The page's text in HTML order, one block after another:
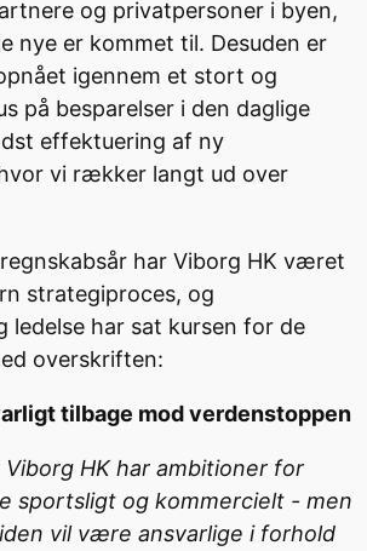
og privatpersoner i byen,
nye er kommet til. Desuden er
igennem et stort og
på besparelser i den daglige
effektuering af ny
vi rækker langt ud over
har Viborg HK været
strategiproces, og
ledelse har sat kursen for de
overskriften:
tilbage mod verdenstoppen
HK har ambitioner for
sportsligt og kommercielt - men
vil være ansvarlige i forhold